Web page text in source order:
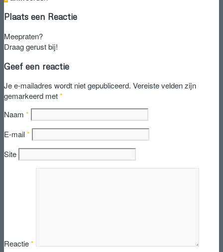
Plaats een Reactie
Meepraten?
Draag gerust bij!
Geef een reactie
Je e-mailadres wordt niet gepubliceerd. Vereiste velden zijn
gemarkeerd met*
Naam *
E-mail*
Site
Reactie*